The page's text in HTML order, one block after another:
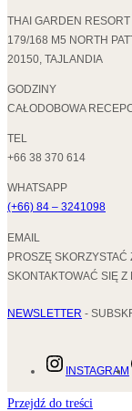
THAI GARDEN RESORT
179/168 M5 NORTH
20150, TAJLANDIA
GODZINY
CAŁODOBOWA
TEL
+66 38 370 614
WHATSAPP
(+66) 84 – 3241098
EMAIL
PROSZĘ SKORZYSTAĆ
SKONTAKTOWAĆ SIĘ Z
NEWSLETTER -
INSTAGRAM
Przejdź do treści